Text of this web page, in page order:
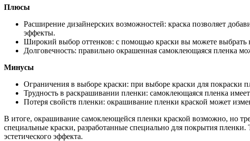
Плюсы
Расширение дизайнерских возможностей: краска позволяет
эффекты.
Широкий выбор оттенков: с помощью краски вы можете выбрать
Долговечность: правильно окрашенная самоклеющаяся пленка
Минусы
Ограничения в выборе краски: при выборе краски для покраски
Трудность в раскрашивании пленки: самоклеющаяся пленка
Потеря свойств пленки: окрашивание пленки краской может
В итоге, окрашивание самоклеющейся пленки краской возможно, но
специальные краски, разработанные специально для покрытия
эстетического эффекта.